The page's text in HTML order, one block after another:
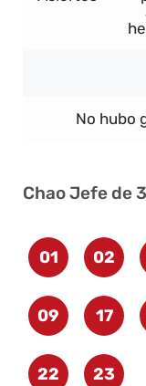
No hubo
Chao Jefe de
01 02
09 17
22 23